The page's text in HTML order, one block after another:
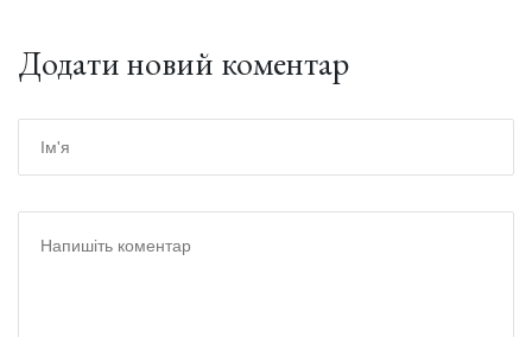
Додати новий коментар